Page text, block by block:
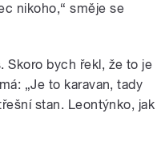
nikoho,“ směje se
Skoro bych řekl, že to je
„Je to karavan, tady
stan. Leontýnko, jak